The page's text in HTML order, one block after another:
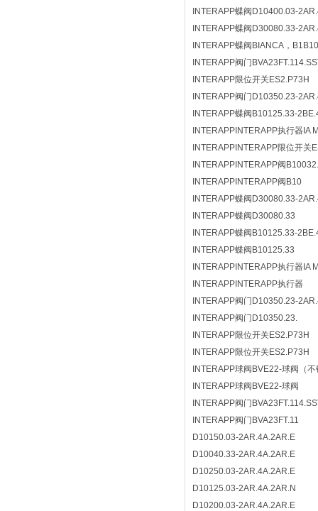
INTERAPP蝶阀D10400.03-
INTERAPP蝶阀D30080.33-
INTERAPP蝶阀BIANCA，
INTERAPP阀门
INTERAPP限位开关ES2.P73H
INTERAPP阀门D10350.23-
INTERAPP蝶阀B10125.33-
INTERAPPINTERAPP执行器
INTERAPPINTERAPP限位开关
INTERAPPINTERAPP阀
INTERAPPINTERAPP阀B10
INTERAPP蝶阀D30080.33-
INTERAPP蝶阀D30080.33
INTERAPP蝶阀B10125.33-
INTERAPP蝶阀B10125.33
INTERAPPINTERAPP执行器
INTERAPPINTERAPP执行器
INTERAPP阀门D10350.23-
INTERAPP阀门D10350.23.
INTERAPP限位开关ES2.P73H
INTERAPP限位开关ES2.P73H
INTERAPP球阀BVE22-球阀（
INTERAPP球阀BVE22-球阀
INTERAPP阀门
INTERAPP阀门BVA23FT.11
D10150.03-2AR.4A.2AR.E
D10040.33-2AR.4A.2AR.E
D10250.03-2AR.4A.2AR.E
D10125.03-2AR.4A.2AR.N
D10200.03-2AR.4A.2AR.E